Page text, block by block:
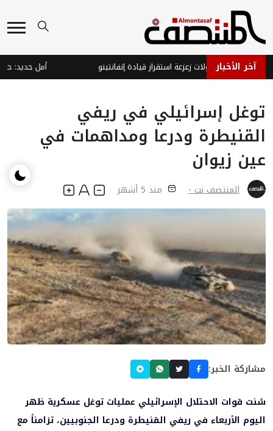
آخر الأخبار
يتصدى لمحاولات زعزعة استقرار قيادة إنفانتينو
توغل إسرائيلي في ريفي
القنيطرة ودرعا ومداهمات في
عين زيوان
المنتصف نت - منذ 5 أشهر
مشاركة الخبر:
شنت قوات الاحتلال الإسرائيلي عمليات توغل عسكرية ظهر
اليوم الأربعاء في ريفي القنيطرة ودرعا الجنوبيين، تزامناً مع